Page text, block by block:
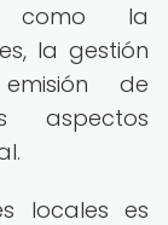
como la
la gestión
de
aspectos
locales es